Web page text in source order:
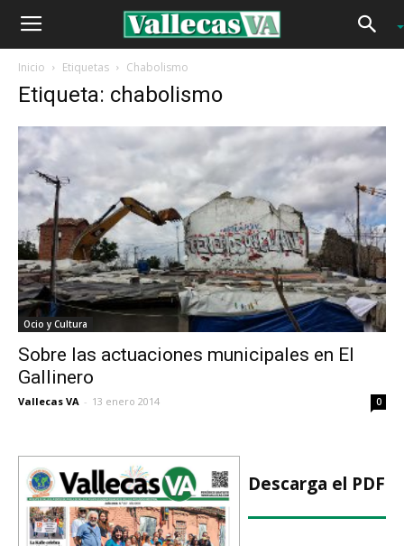
Inicio Etiquetas Chabolismo
Etiqueta: chabolismo
Ocio y Cultura
Sobre las actuaciones municipales en El
Gallinero
Vallecas VA - 13 enero 2014 0
Descarga el PDF